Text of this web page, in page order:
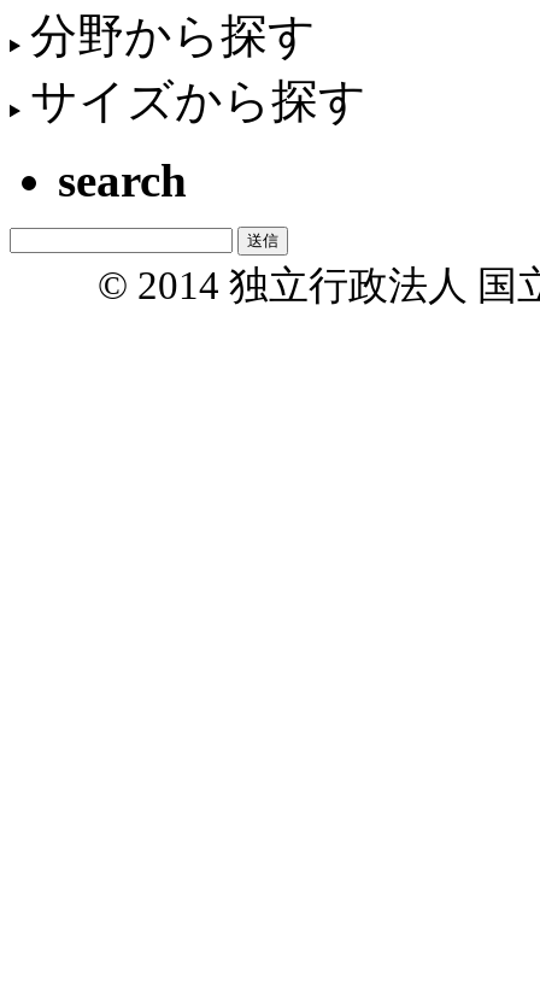
分野から探す
サイズから探す
search
© 2014 独立行政法人 国